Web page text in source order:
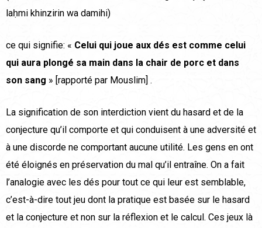
laḥmi khinzirin wa damihi)
ce qui signifie: « Celui qui joue aux dés est comme celui
qui aura plongé sa main dans la chair de porc et dans
son sang » [rapporté par Mouslim] .
La signification de son interdiction vient du hasard et de la
conjecture qu’il comporte et qui conduisent à une adversité et
à une discorde ne comportant aucune utilité. Les gens en ont
été éloignés en préservation du mal qu’il entraîne. On a fait
l’analogie avec les dés pour tout ce qui leur est semblable,
c’est-à-dire tout jeu dont la pratique est basée sur le hasard
et la conjecture et non sur la réflexion et le calcul. Ces jeux là